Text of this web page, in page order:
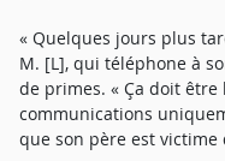
« Quelques jours plus
M. [L], qui téléphone à
de primes. « Ça doit
communications
que son père est